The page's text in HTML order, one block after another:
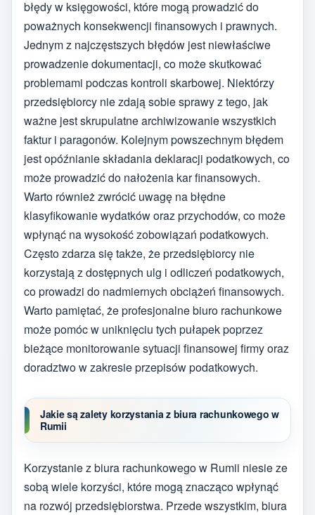
błędy w księgowości, które mogą prowadzić do
poważnych konsekwencji finansowych i prawnych.
Jednym z najczęstszych błędów jest niewłaściwe
prowadzenie dokumentacji, co może skutkować
problemami podczas kontroli skarbowej. Niektórzy
przedsiębiorcy nie zdają sobie sprawy z tego, jak
ważne jest skrupulatne archiwizowanie wszystkich
faktur i paragonów. Kolejnym powszechnym błędem
jest opóźnianie składania deklaracji podatkowych, co
może prowadzić do nałożenia kar finansowych.
Warto również zwrócić uwagę na błędne
klasyfikowanie wydatków oraz przychodów, co może
wpłynąć na wysokość zobowiązań podatkowych.
Często zdarza się także, że przedsiębiorcy nie
korzystają z dostępnych ulg i odliczeń podatkowych,
co prowadzi do nadmiernych obciążeń finansowych.
Warto pamiętać, że profesjonalne biuro rachunkowe
może pomóc w uniknięciu tych pułapek poprzez
bieżące monitorowanie sytuacji finansowej firmy oraz
doradztwo w zakresie przepisów podatkowych.
Jakie są zalety korzystania z biura rachunkowego w
Rumii
Korzystanie z biura rachunkowego w Rumii niesie ze
sobą wiele korzyści, które mogą znacząco wpłynąć
na rozwój przedsiębiorstwa. Przede wszystkim, biura